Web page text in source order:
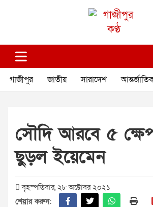
গাজীপুর কণ্ঠ
গাজীপুর জাতীয় সারাদেশ
সৌদি আরবে ৫
ছুড়ল ইয়েমেন
বৃহস্পতিবার, ২৮ অক্টোবর ২০২১
শেয়ার করুন: